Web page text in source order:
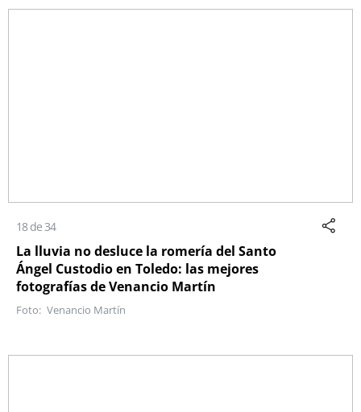
18 de 34
La lluvia no desluce la romería del Santo
Ángel Custodio en Toledo: las mejores
fotografías de Venancio Martín
Venancio Martín